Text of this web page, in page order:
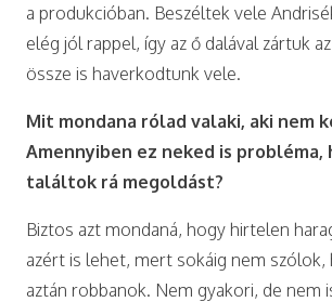
a produkcióban. Beszéltek vele
elég jól rappel, így az ő dalával zártuk
össze is haverkodtunk vele.
Mit mondana rólad valaki, aki nem
Amennyiben ez neked is probléma,
találtok rá megoldást?
Biztos azt mondaná, hogy hirtelen
azért is lehet, mert sokáig nem szólok,
aztán robbanok. Nem gyakori, de nem